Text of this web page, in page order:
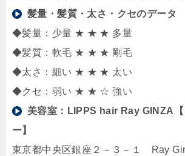
髪量・髪質・太さ・クセのデータ
◆髪量：少量 ★ ★ ★ 多量
◆髪質：軟毛 ★ ★ ★ 剛毛
◆太さ：細い ★ ★ ★ 太い
◆クセ：弱い ★ ★ ☆ 強い
美容室： LIPPS hair Ray GINZA
ー】
東京都中央区銀座２－３－１ Ray